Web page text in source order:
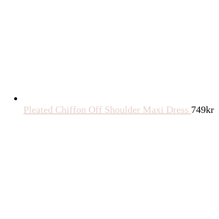
Pleated Chiffon Off Shoulder Maxi Dress 749kr